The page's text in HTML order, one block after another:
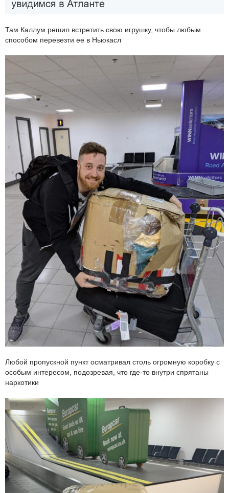
Там Каллум решил встретить свою игрушку, чтобы любым
способом перевезти ее в Ньюкасл
Любой пропускной пункт осматривал столь огромную коробку с
особым интересом, подозревая, что где-то внутри спрятаны
наркотики